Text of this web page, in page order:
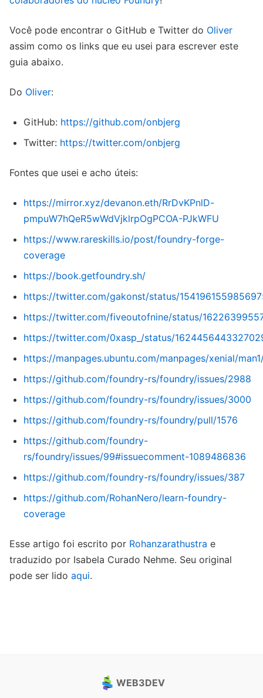
Você pode encontrar o GitHub e Twitter do Oliver
assim como os links que eu usei para escrever este
guia abaixo.
Do Oliver:
GitHub: https://github.com/onbjerg
Twitter: https://twitter.com/onbjerg
Fontes que usei e acho úteis:
https://mirror.xyz/devanon.eth/RrDvKPnlD-
pmpuW7hQeR5wWdVjklrpOgPCOA-PJkWFU
https://www.rareskills.io/post/foundry-forge-
coverage
https://book.getfoundry.sh/
https://twitter.com/gakonst/status/
https://twitter.com/fiveoutofnine/status/
https://twitter.com/0xasp_/status/
https://manpages.ubuntu.com/manpages/xenial/
https://github.com/foundry-rs/foundry/issues/2988
https://github.com/foundry-rs/foundry/issues/3000
https://github.com/foundry-rs/foundry/pull/1576
https://github.com/foundry-
rs/foundry/issues/99#issuecomment-1089486836
https://github.com/foundry-rs/foundry/issues/387
https://github.com/RohanNero/learn-foundry-
coverage
Esse artigo foi escrito por Rohanzarathustra e
traduzido por Isabela Curado Nehme. Seu original
pode ser lido aqui.
WEB3DEV